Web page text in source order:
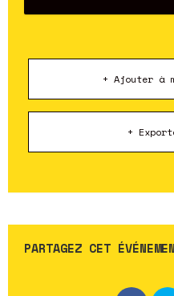
+ Ajouter à
+
PARTAGEZ CET